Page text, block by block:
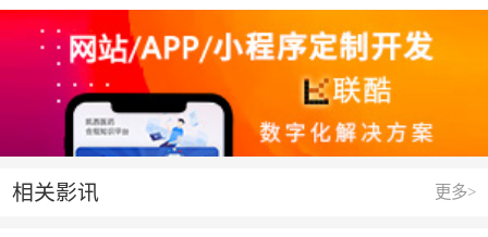
更多>
相关影讯